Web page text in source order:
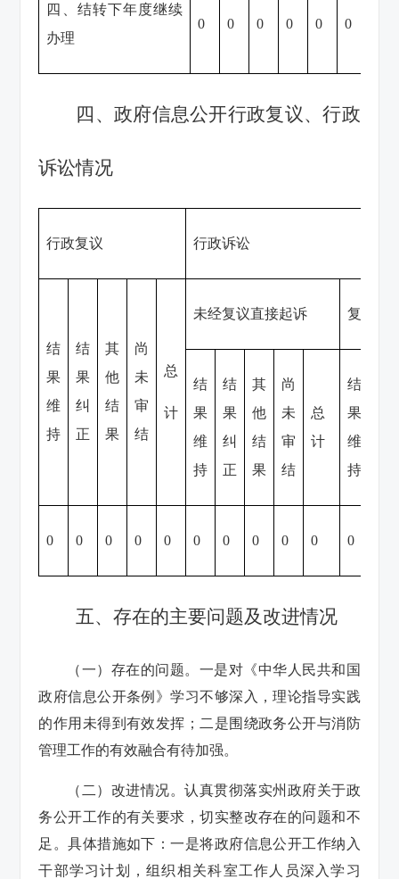
四、结转下年度继续
办理
0 0 0 0 0 0
四、政府信息公开行政复议、行政
诉讼情况
行政复议 行政诉讼
结
果
维
持
结
果
纠
正
其
他
结
果
尚
未
审
结
总
计
未经复议直接起诉 复议后
结
果
维
持
结
果
纠
正
其
他
结
果
尚
未
审
结
总
计
结
果
维
持
0 0 0 0 0 0 0 0 0 0 0
五、存在的主要问题及改进情况
（一）存在的问题。一是对《中华人民共和国
政府信息公开条例》学习不够深入，理论指导实践
的作用未得到有效发挥；二是围绕政务公开与消防
管理工作的有效融合有待加强。
（二）改进情况。认真贯彻落实州政府关于政
务公开工作的有关要求，切实整改存在的问题和不
足。具体措施如下：一是将政府信息公开工作纳入
干部学习计划，组织相关科室工作人员深入学习